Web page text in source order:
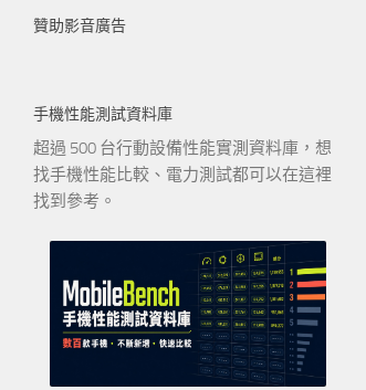
贊助影音廣告
手機性能測試資料庫
超過 500 台行動設備性能實測資料庫，想
找手機性能比較、電力測試都可以在這裡
找到參考。